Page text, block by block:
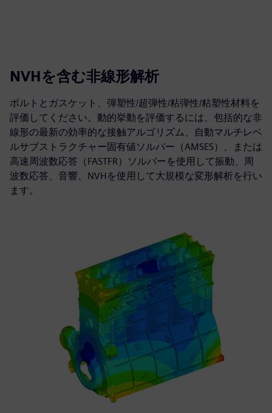
NVHを含む非線形解析
ボルトとガスケット、弾塑性/超弾性/粘弾性/粘塑性材料を
評価してください。動的挙動を評価するには、包括的な非
線形の最新の効率的な接触アルゴリズム、自動マルチレベ
ルサブストラクチャー固有値ソルバー（AMSES）、または
高速周波数応答（FASTFR）ソルバーを使用して振動、周
波数応答、音響、NVHを使用して大規模な変形解析を行い
ます。